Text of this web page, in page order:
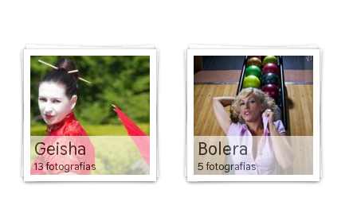
Geisha
13 fotografías
Bolera
5 fotografías